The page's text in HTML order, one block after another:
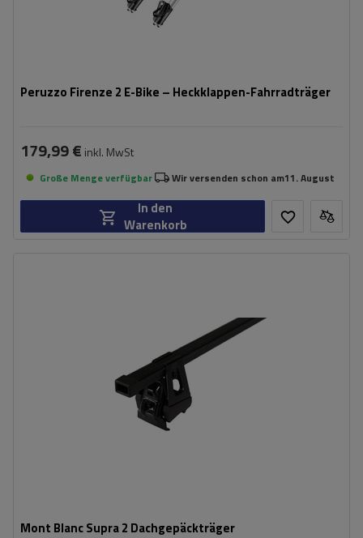
Peruzzo Firenze 2 E-Bike – Heckklappen-Fahrradträger
179,99 € inkl. MwSt
Große Menge verfügbar Wir versenden schon am11. August
In den
Warenkorb
Mont Blanc Supra 2 Dachgepäckträger